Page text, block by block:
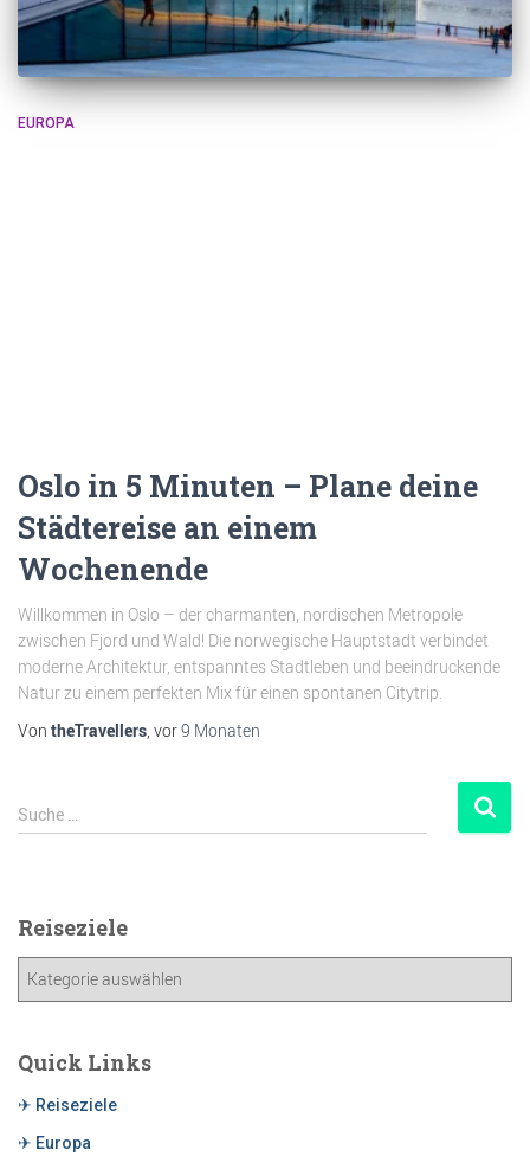
EUROPA
Oslo in 5 Minuten – Plane deine
Städtereise an einem
Wochenende
Willkommen in Oslo – der charmanten, nordischen Metropole
zwischen Fjord und Wald! Die norwegische Hauptstadt verbindet
moderne Architektur, entspanntes Stadtleben und beeindruckende
Natur zu einem perfekten Mix für einen spontanen Citytrip.
Von theTravellers , vor9 Monaten
Suche …
Reiseziele
Quick Links
✈ Reiseziele
✈ Europa